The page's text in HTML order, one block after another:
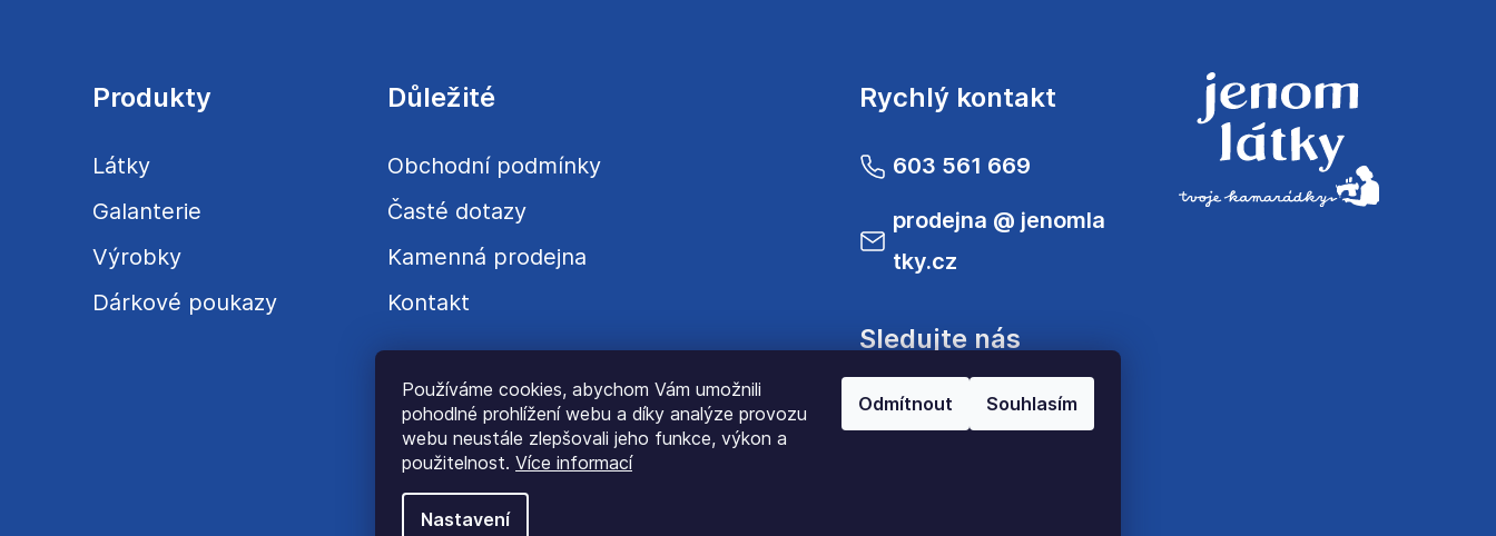
Používáme cookies, abychom Vám umožnili
pohodlné prohlížení webu a díky analýze provozu
webu neustále zlepšovali jeho funkce, výkon a
použitelnost. Více informací
Nastavení
Odmítnout Souhlasím
Produkty
Látky
Galanterie
Výrobky
Dárkové poukazy
Důležité
Obchodní podmínky
Časté dotazy
Kamenná prodejna
Kontakt
Rychlý kontakt
603 561 669
prodejna @ jenomla
tky.cz
Sledujte nás